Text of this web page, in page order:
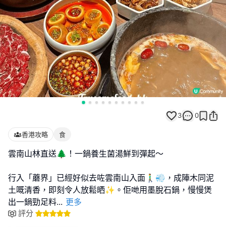
3 0
香港攻略 食
雲南山林直送🌲！一鍋養生菌湯鮮到彈起～
行入「蘑界」已經好似去咗雲南山入面🚶‍♂️💨，成陣木同泥
土嘅清香，即刻令人放鬆晒✨。佢哋用墨脫石鍋，慢慢煲
出一鍋勁足料... 更多
評分